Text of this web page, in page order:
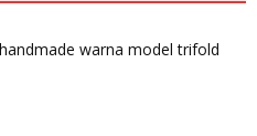
warna model trifold